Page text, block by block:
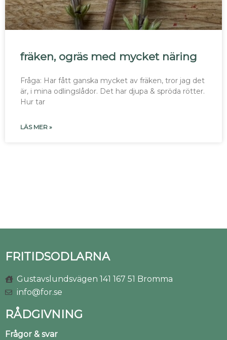
fräken, ogräs med mycket näring
Fråga: Har fått ganska mycket av fräken, tror jag det
är, i mina odlingslådor. Det har djupa & spröda rötter.
Hur tar
LÄS MER »
FRITIDSODLARNA
Gustavslundsvägen 141 167 51 Bromma
info@for.se
RÅDGIVNING
Frågor & svar